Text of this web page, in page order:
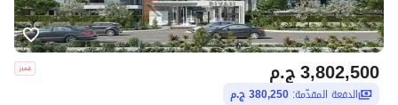
ج.م3,802,500
الدفعة المقدّمة: 380,250 ج.م